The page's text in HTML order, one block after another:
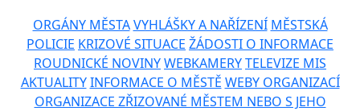
ORGÁNY MĚSTA VYHLÁŠKY A NAŘÍZENÍ MĚSTSKÁ
POLICIE KRIZOVÉ SITUACE ŽÁDOSTI O INFORMACE
ROUDNICKÉ NOVINYWEBKAMERYTELEVIZE MIS
AKTUALITY INFORMACE O MĚSTĚ WEBY ORGANIZACÍ
ORGANIZACE ZŘIZOVANÉ MĚSTEM NEBO S JEHO